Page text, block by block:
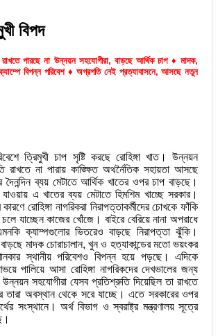
বিপদ
রাখতে পারছে না উন্নয়ন সহযোগীরা, বাড়ছে আর্থিক চাপ ♦ মাদক,
বিপন্ন পরিবেশ ♦ অগ্রগতি নেই প্রত্যাবাসনে, আসছে নতুন
ত্রিমুখী চাপ সৃষ্টি করছে রোহিঙ্গা খাত। উন্নয়ন
রাখতে না পারায় কাঙ্ক্ষিত অথর্নৈতিক সহায়তা আসছে
দৈনন্দিন ব্যয় মেটাতে আর্থিক খাতের ওপর চাপ বাড়ছে।
এ খাতের ব্যয় মেটাতে হিমশিম খাচ্ছে সরকার।
রোহিঙ্গা নাগরিকরা নিরাপত্তাকর্মীদের চোখকে ফাঁকি
যাচ্ছেন কাজের খোঁজে। বাইরে বেরিয়ে নানা অপরাধে
ক্যাম্পগুলোর ভিতরেও বাড়ছে নিরাপত্তা ঝুঁকি।
মাদক চোরাচালান, খুন ও হত্যাকান্ডের মতো ভয়ংকর
স্থানীয় পরিবেশও বিপন্ন হয়ে পড়ছে। এদিকে
পালিয়ে আসা রোহিঙ্গা নাগরিকদের দেখভালের জন্য
সহযোগীরা যেসব প্রতিশ্রুতি দিয়েছিল তা রাখতে
তারা অবস্থান থেকে সরে যাচ্ছে। এতে সরকারের ওপর
সংস্থানে। অর্থ বিভাগ ও স্বরাষ্ট্র মন্ত্রণালয় সূত্রে